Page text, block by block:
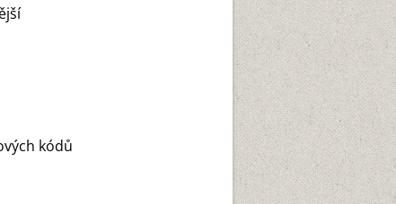
kódů